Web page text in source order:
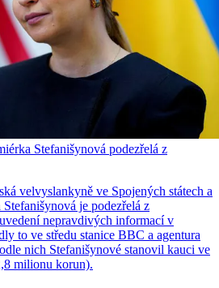
Stefanišynová podezřelá z
velvyslankyně ve Spojených státech a
je podezřelá z
nepravdivých informací v
to ve středu stanice BBC a agentura
nich Stefanišynové stanovil kauci ve
milionu korun).